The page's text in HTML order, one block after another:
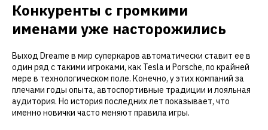
Конкуренты с громкими
именами уже насторожились
Выход Dreame в мир суперкаров автоматически ставит ее в
один ряд с такими игроками, как Tesla и Porsche, по крайней
мере в технологическом поле. Конечно, у этих компаний за
плечами годы опыта, автоспортивные традиции и лояльная
аудитория. Но история последних лет показывает, что
именно новички часто меняют правила игры.